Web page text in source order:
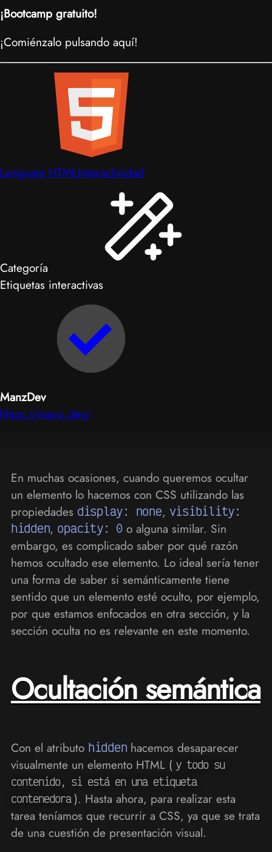
¡Bootcamp gratuito!
¡Comiénzalo pulsando aquí!
Lenguaje HTMLInteractividad
Categoría
Etiquetas interactivas
ManzDev
https://manz.dev/
En muchas ocasiones, cuando queremos ocultar
un elemento lo hacemos con CSS utilizando las
propiedades display: none, visibility:
hidden, opacity: 0o alguna similar. Sin
embargo, es complicado saber por qué razón
hemos ocultado ese elemento. Lo ideal sería tener
una forma de saber si semánticamente tiene
sentido que un elemento esté oculto, por ejemplo,
por que estamos enfocados en otra sección, y la
sección oculta no es relevante en este momento.
Ocultación semántica
Con el atributo hidden hacemos desaparecer
visualmente un elemento HTML ( y todo su
contenido, si está en una etiqueta
contenedora ). Hasta ahora, para realizar esta
tarea teníamos que recurrir a CSS, ya que se trata
de una cuestión de presentación visual.